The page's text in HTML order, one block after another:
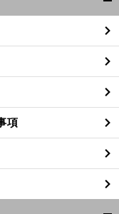
閉
る
項